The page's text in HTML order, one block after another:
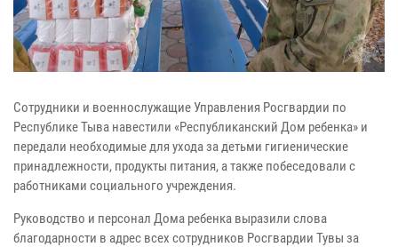
Сотрудники и военнослужащие Управления Росгвардии по
Республике Тыва навестили «Республиканский Дом ребенка» и
передали необходимые для ухода за детьми гигиенические
принадлежности, продукты питания, а также побеседовали с
работниками социального учреждения.
Руководство и персонал Дома ребенка выразили слова
благодарности в адрес всех сотрудников Росгвардии Тувы за